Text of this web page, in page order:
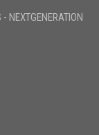
NEXTGENERATION